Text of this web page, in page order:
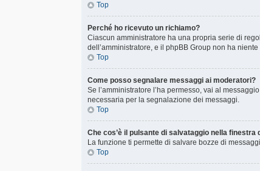
Top
Perché ho ricevuto un richiamo?
Ciascun amministratore ha una propria serie di
dell’amministratore, e il phpBB Group non ha
Top
Come posso segnalare messaggi ai moderatori?
Se l’amministratore l’ha permesso, vai al
necessaria per la segnalazione dei messaggi.
Top
Che cos’è il pulsante di salvataggio nella finestra
La funzione ti permette di salvare bozze di
Top